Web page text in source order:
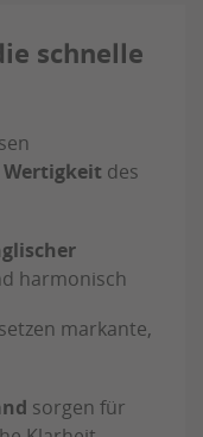
schnelle
des
harmonisch
setzen markante,
sorgen für